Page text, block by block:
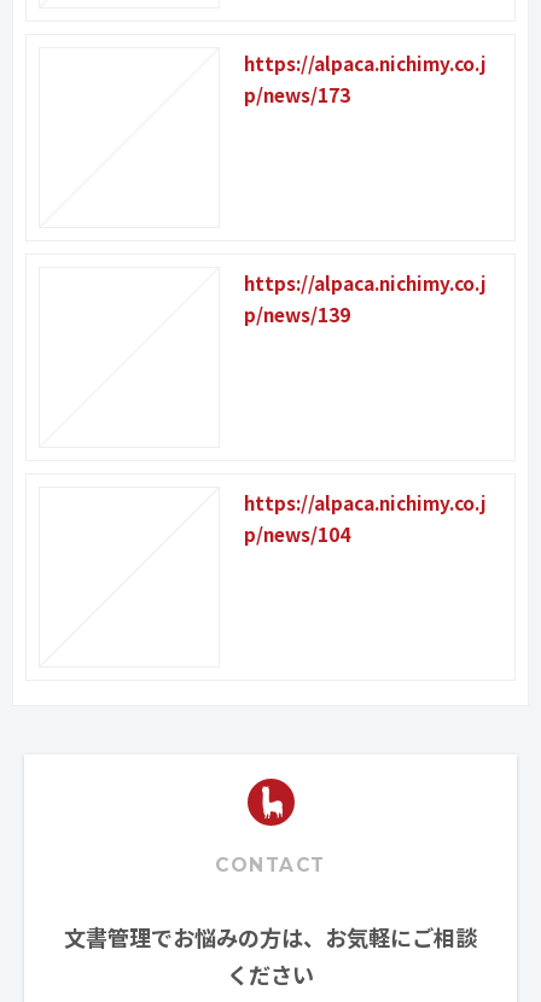
https://alpaca.nichimy.co.j
p/news/173
https://alpaca.nichimy.co.j
p/news/139
https://alpaca.nichimy.co.j
p/news/104
CONTACT
文書管理でお悩みの方は、お気軽にご相談
ください